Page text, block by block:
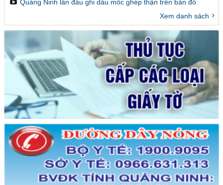
Quảng Ninh lần đầu ghi dấu mốc ghép thận trên bản đồ
Xem danh sách